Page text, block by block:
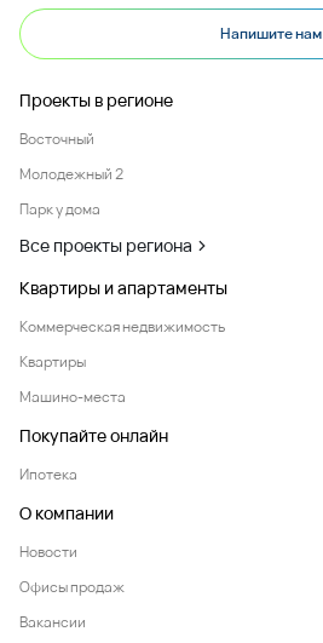
Напишите нам
Проекты в регионе
Восточный
Молодежный 2
Парк у дома
Все проекты региона
Квартиры и апартаменты
Коммерческая недвижимость
Квартиры
Машино-места
Покупайте онлайн
Ипотека
О компании
Новости
Офисы продаж
Вакансии